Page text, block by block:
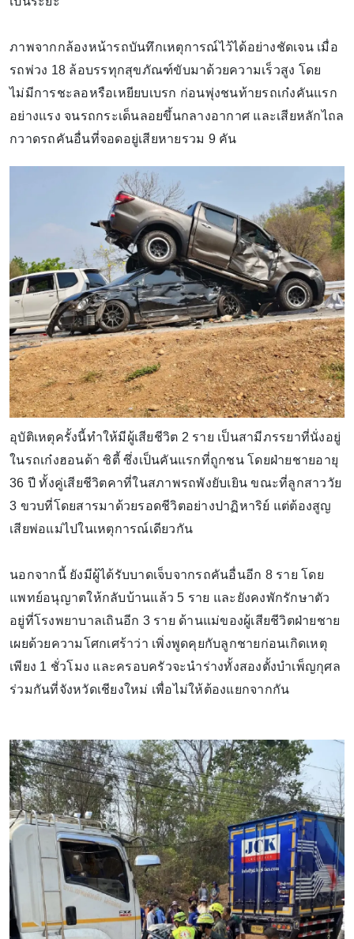
ภาพจากกล้องหน้ารถบันทึกเหตุการณ์ไว้ได้อย่างชัดเจน เมื่อ
รถพ่วง 18 ล้อบรรทุกสุขภัณฑ์ขับมาด้วยความเร็วสูง โดย
ไม่มีการชะลอหรือเหยียบเบรก ก่อนพุ่งชนท้ายรถเก๋งคันแรก
อย่างแรง จนรถกระเด็นลอยขึ้นกลางอากาศ และเสียหลักไถล
กวาดรถคันอื่นที่จอดอยู่เสียหายรวม 9 คัน
อุบัติเหตุครั้งนี้ทำให้มีผู้เสียชีวิต 2 ราย เป็นสามีภรรยาที่นั่งอยู่
ในรถเก๋งฮอนด้า ซิตี้ ซึ่งเป็นคันแรกที่ถูกชน โดยฝ่ายชายอายุ
36 ปี ทั้งคู่เสียชีวิตคาที่ในสภาพรถพังยับเยิน ขณะที่ลูกสาววัย
3 ขวบที่โดยสารมาด้วยรอดชีวิตอย่างปาฏิหาริย์ แต่ต้องสูญ
เสียพ่อแม่ไปในเหตุการณ์เดียวกัน
นอกจากนี้ ยังมีผู้ได้รับบาดเจ็บจากรถคันอื่นอีก 8 ราย โดย
แพทย์อนุญาตให้กลับบ้านแล้ว 5 ราย และยังคงพักรักษาตัว
อยู่ที่โรงพยาบาลเถินอีก 3 ราย ด้านแม่ของผู้เสียชีวิตฝ่ายชาย
เผยด้วยความโศกเศร้าว่า เพิ่งพูดคุยกับลูกชายก่อนเกิดเหตุ
เพียง 1 ชั่วโมง และครอบครัวจะนำร่างทั้งสองตั้งบำเพ็ญกุศล
ร่วมกันที่จังหวัดเชียงใหม่ เพื่อไม่ให้ต้องแยกจากกัน